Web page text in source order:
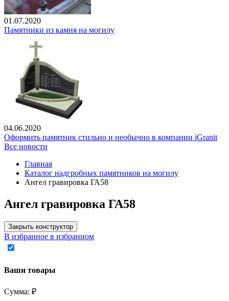
01.07.2020
Памятники из камня на могилу
04.06.2020
Оформить памятник стильно и необычно в компании iGranit
Все новости
Главная
Каталог надгробных памятников на могилу
Ангел гравировка ГА58
Ангел гравировка ГА58
Закрыть конструктор
В избранное в избранном
Ваши товары
Сумма: ₽